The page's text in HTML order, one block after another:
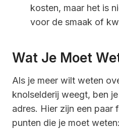
kosten, maar het is
voor de smaak of
Wat Je Moet
Als je meer wilt weten
knolselderij weegt, ben
adres. Hier zijn een paar
punten die je moet weten: